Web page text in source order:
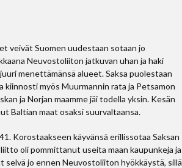
veivät Suomen uudestaan sotaan jo
Neuvostoliiton jatkuvan uhan ja haki
menettämänsä alueet. Saksa puolestaan
kiinnosti myös Muurmannin rata ja Petsamon
ja Norjan maamme jäi todella yksin. Kesän
Baltian maat osaksi suurvaltaansa.
Korostaakseen käyvänsä erillissotaa Saksan
oli pommittanut useita maan kaupunkeja ja
selvä jo ennen Neuvostoliiton hyökkäystä, sillä